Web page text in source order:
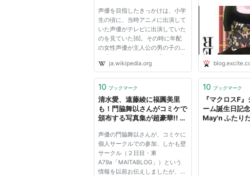
超訳百人一首 うた恋い。（小野小町）
アイカツ！（夢咲ティアラ
イナズマイレブンGO ギャラクシー（野
君のいる町（浅倉清美）
幻影ヲ駆ケル太陽（エティア）
カーニヴァル（
フォトカノ（大谷桃子
デート・ア・ライブ/デート・ア・ライブII
ガンダムビルドファイターズトライ（カ
妖怪ウォッチ（フミちゃん/木霊文花、
ユリ熊嵐（椿輝澪愛）
声優を目指したきっかけは、小学
生の頃に、当時アニメに出演して
いた声優がテレビに出演していた
のを見ていた[6]。その時に年配
の女性声優が主人公の男の子の声
を演じていたのを知り「なんて変
な仕事なんだ！」と衝撃を受けた
メに関わってるのが素敵だな」と
ja.wikipedia.org
10 ブックマーク
清水愛、遠藤綾に福圓美里
も！門脇舞以さんがコミケで
頒布する写真集が超豪華!! 猫
声優の門脇舞以さんが、コミケに
個人サークルでの参加、しかも壁
サークル（２日目・東
A79a「MAITABLOG」）という
情報を以前お伝えしましたが、そ
10 ブックマーク
『マクロスF
ーム誕生日記
May'n ふたり